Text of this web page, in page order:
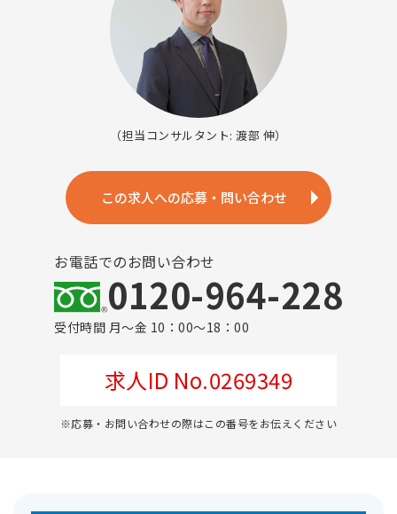
（担当コンサルタント: 渡部 伸）
この求人への応募・問い合わせ
お電話でのお問い合わせ
0120-964-228
受付時間 月～金 10：00～18：00
求人ID No.0269349
※応募・お問い合わせの際はこの番号をお伝えください